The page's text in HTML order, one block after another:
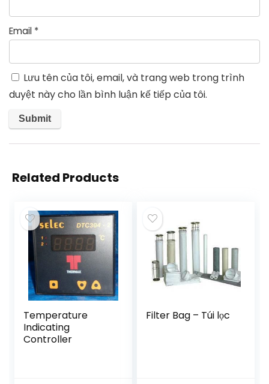
Email *
Lưu tên của tôi, email, và trang web trong trình
duyệt này cho lần bình luận kế tiếp của tôi.
Related Products
Temperature
Indicating
Controller
Filter Bag – Túi lọc